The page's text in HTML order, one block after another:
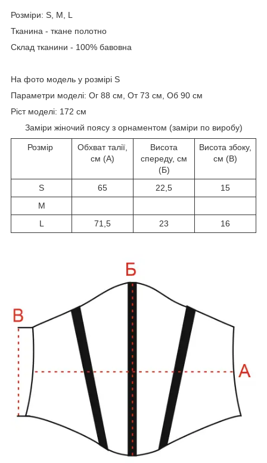
Розміри: S, M, L
Тканина - ткане полотно
Склад тканини - 100% бавовна
На фото модель у розмірі S
Параметри моделі: Ог 88 см, От 73 см, Об 90 см
Ріст моделі: 172 см
Заміри жіночий поясу з орнаментом (заміри по виробу)
Розмір
Обхват талії,
см (А)
Висота
спереду, см
(Б)
Висота збоку,
см (В)
S 65 22,5
15
M
L
71,5 23 16